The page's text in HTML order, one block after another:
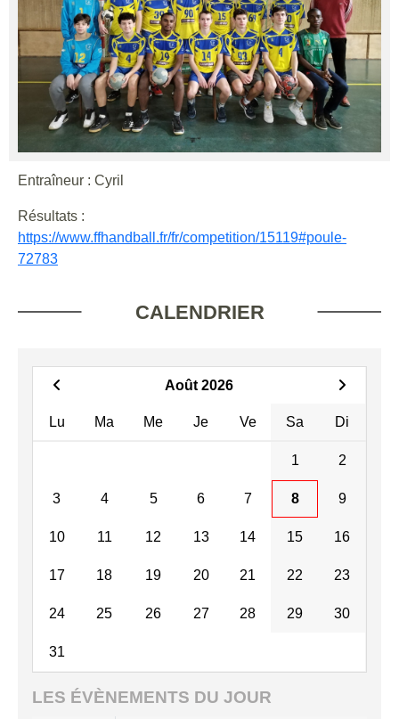
Entraîneur : Cyril
Résultats :
https://www.ffhandball.fr/fr/competition/15119#poule-
72783
CALENDRIER
Août 2026
Lu Ma Me Je Ve Sa Di
1 2
3 4 5 6 7 8 9
10 11 12 13 14 15 16
17 18 19 20 21 22 23
24 25 26 27 28 29 30
31
LES ÉVÈNEMENTS DU JOUR